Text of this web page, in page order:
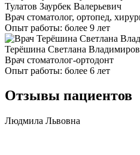
Тулатов Заурбек Валерьевич
Врач стоматолог, ортопед,
Опыт работы: более 9 лет
Терёшина Светлана
Врач стоматолог-ортодонт
Опыт работы: более 6 лет
Отзывы пациентов
Людмила Львовна